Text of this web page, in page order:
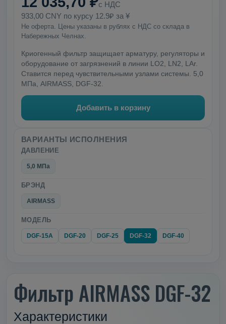
с НДС
933,00 CNY по курсу 12.9₽ за ¥
Не оферта. Цены указаны в рублях с НДС со склада в
Набережных Челнах.
Криогенный фильтр защищает арматуру, регуляторы и
оборудование от загрязнений в линии LO2, LN2, LAr.
Ставится перед чувствительными узлами системы. 5,0
МПа, AIRMASS, DGF-32.
Добавить в корзину
ВАРИАНТЫ ИСПОЛНЕНИЯ
ДАВЛЕНИЕ
5,0 МПа
БРЭНД
AIRMASS
МОДЕЛЬ
DGF-15A DGF-20 DGF-25 DGF-32 DGF-40
Фильтр AIRMASS DGF-32
Характеристики